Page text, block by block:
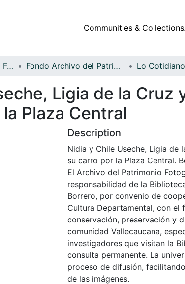
Communities & Collections
Archivo del Patrimonio Fotográfico y Fílmico del Valle del Cauca Fondo Archivo del Patrimonio Fotográfico y Fílmico del Valle del Cauca Lo Cotidiano
Ligia de la Cruz
Plaza Central
Description
Nidia y Chile Useche, Ligia de
su carro por la Plaza Central.
El Archivo del Patrimonio
responsabilidad de la
Borrero, por convenio de
Cultura Departamental, con el
conservación, preservación y
comunidad Vallecaucana,
investigadores que visitan la
consulta permanente. La
proceso de difusión,
de las imágenes.